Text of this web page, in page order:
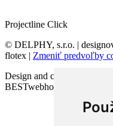
Projectline Click
© DELPHY, s.r.o. |
flotex | Zmeniť predvoľby
Design and code
BESTwebhosting.sk |